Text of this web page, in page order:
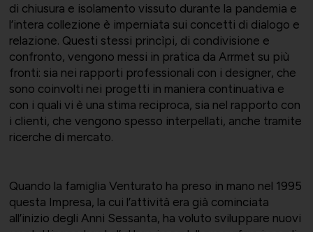
di chiusura e isolamento vissuto durante la pandemia e
l’intera collezione è imperniata sui concetti di dialogo e
relazione. Questi stessi princìpi, di condivisione e
confronto, vengono messi in pratica da Arrmet su più
fronti: sia nei rapporti professionali con i designer, che
sono coinvolti nei progetti in maniera continuativa e
con i quali vi è una stima reciproca, sia nel rapporto con
i clienti, che vengono spesso interpellati, anche tramite
ricerche di mercato.
Quando la famiglia Venturato ha preso in mano nel 1995
questa Impresa, la cui l’attività era già cominciata
all’inizio degli Anni Sessanta, ha voluto sviluppare nuovi
Convenzioni
Salute, Università e Ricerca
Supporto tecnico-giuridico
Affari generali
Offerte di lavoro